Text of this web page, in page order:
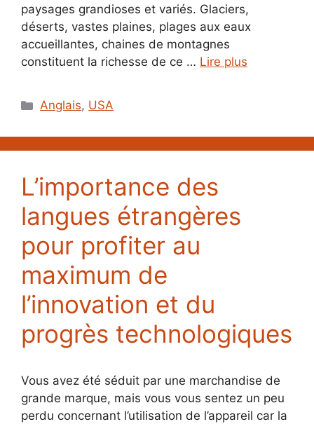
paysages grandioses et variés. Glaciers,
déserts, vastes plaines, plages aux eaux
accueillantes, chaines de montagnes
constituent la richesse de ce … Lire plus
Catégories
Anglais, USA
L’importance des
langues étrangères
pour profiter au
maximum de
l’innovation et du
progrès technologiques
Vous avez été séduit par une marchandise de
grande marque, mais vous vous sentez un peu
perdu concernant l’utilisation de l’appareil car la